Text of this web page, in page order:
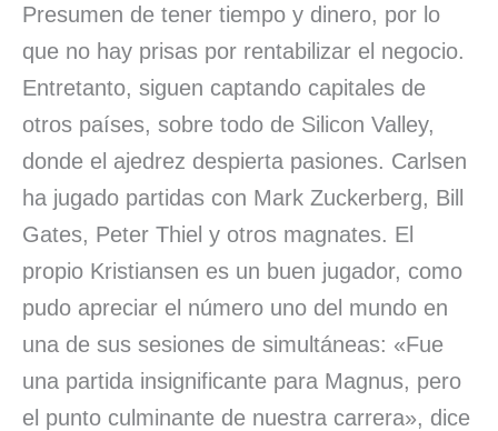
Presumen de tener tiempo y dinero, por lo
que no hay prisas por rentabilizar el negocio.
Entretanto, siguen captando capitales de
otros países, sobre todo de Silicon Valley,
donde el ajedrez despierta pasiones. Carlsen
ha jugado partidas con Mark Zuckerberg, Bill
Gates, Peter Thiel y otros magnates. El
propio Kristiansen es un buen jugador, como
pudo apreciar el número uno del mundo en
una de sus sesiones de simultáneas: «Fue
una partida insignificante para Magnus, pero
el punto culminante de nuestra carrera», dice